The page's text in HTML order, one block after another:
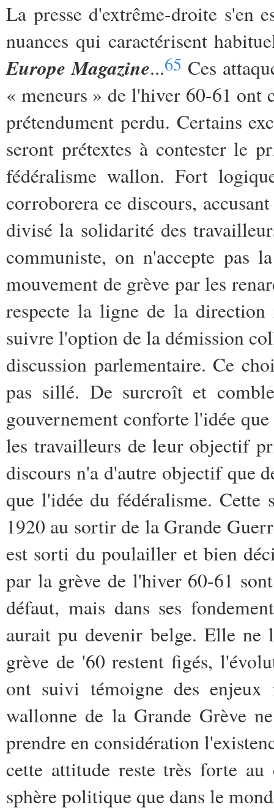
La presse d'extrême-droite s'en
nuances qui caractérisent
Europe Magazine...65 Ces
« meneurs » de l'hiver 60-61 ont
prétendument perdu. Certains
seront prétextes à contester le
fédéralisme wallon. Fort
corroborera ce discours,
divisé la solidarité des
communiste, on n'accepte pas
mouvement de grève par les
respecte la ligne de la
suivre l'option de la démission
discussion parlementaire. Ce
pas sillé. De surcroît et
gouvernement conforte l'idée
les travailleurs de leur objectif
discours n'a d'autre objectif que
que l'idée du fédéralisme.
1920 au sortir de la Grande
est sorti du poulailler et bien
par la grève de l'hiver 60-61
défaut, mais dans ses
aurait pu devenir belge. Elle ne
grève de '60 restent figés,
ont suivi témoigne des enjeux
wallonne de la Grande Grève
prendre en considération
cette attitude reste très forte au
sphère politique que dans le